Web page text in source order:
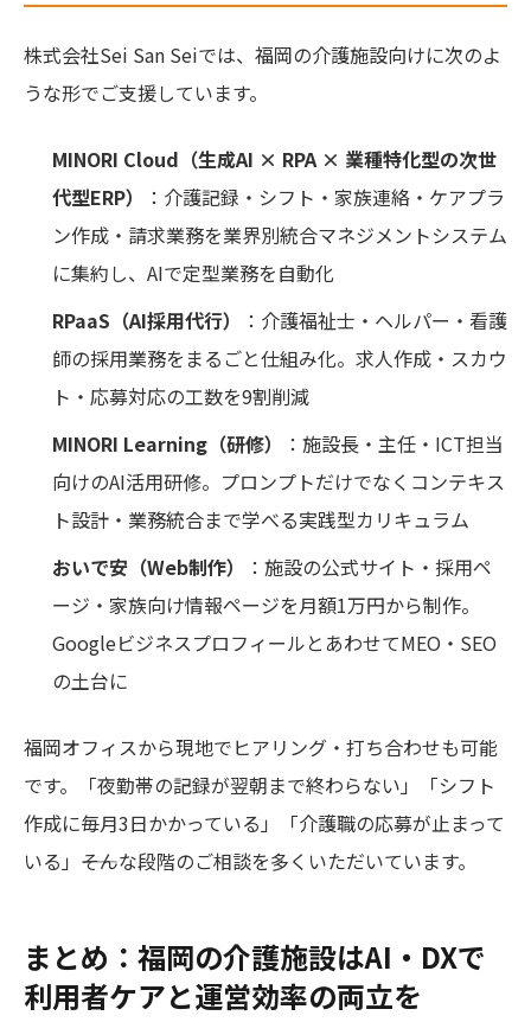
株式会社Sei San Seiでは、福岡の介護施設向けに次のよ
うな形でご支援しています。
MINORI Cloud（生成AI × RPA × 業種特化型の次世
代型ERP）
：介護記録・シフト・家族連絡・ケアプラ
ン作成・請求業務を業界別統合マネジメントシステム
に集約し、AIで定型業務を自動化
RPaaS（AI採用代行）
：介護福祉士・ヘルパー・看護
師の採用業務をまるごと仕組み化。求人作成・スカウ
ト・応募対応の工数を9割削減
MINORI Learning（研修）
：施設長・主任・ICT担当
向けのAI活用研修。プロンプトだけでなくコンテキス
ト設計・業務統合まで学べる実践型カリキュラム
おいで安（Web制作）
：施設の公式サイト・採用ペ
ージ・家族向け情報ページを月額1万円から制作。
GoogleビジネスプロフィールとあわせてMEO・SEO
の土台に
福岡オフィスから現地でヒアリング・打ち合わせも可能
です。「夜勤帯の記録が翌朝まで終わらない」「シフト
作成に毎月3日かかっている」「介護職の応募が止まって
いる」――そんな段階のご相談を多くいただいています。
まとめ：福岡の介護施設はAI・DXで
利用者ケアと運営効率の両立を